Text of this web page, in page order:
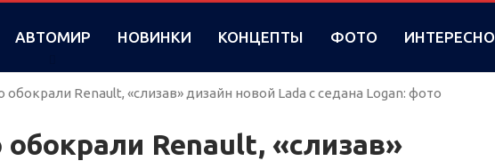
АВТОМИР НОВИНКИ КОНЦЕПТЫ ФОТО ИНТЕРЕСНО
обокрали Renault, «слизав» дизайн новой Lada с седана Logan: фото
обокрали Renault, «слизав»